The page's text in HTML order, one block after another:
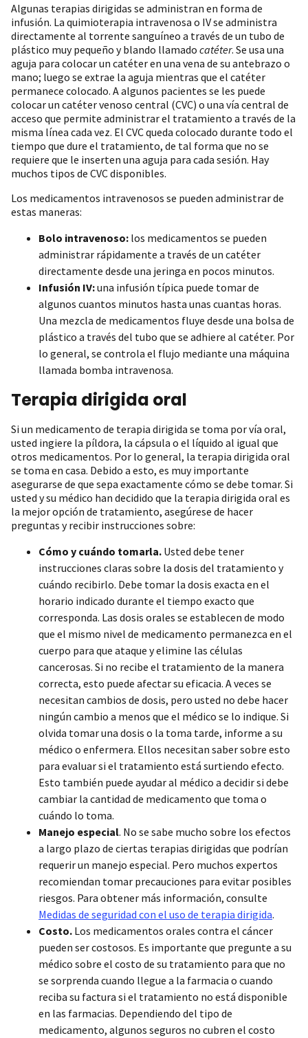
Algunas terapias dirigidas se administran en forma de
infusión. La quimioterapia intravenosa o IV se administra
directamente al torrente sanguíneo a través de un tubo de
plástico muy pequeño y blando llamado catéter. Se usa una
aguja para colocar un catéter en una vena de su antebrazo o
mano; luego se extrae la aguja mientras que el catéter
permanece colocado. A algunos pacientes se les puede
colocar un catéter venoso central (CVC) o una vía central de
acceso que permite administrar el tratamiento a través de la
misma línea cada vez. El CVC queda colocado durante todo el
tiempo que dure el tratamiento, de tal forma que no se
requiere que le inserten una aguja para cada sesión. Hay
muchos tipos de CVC disponibles.
Los medicamentos intravenosos se pueden administrar de
estas maneras:
Bolo intravenoso: los medicamentos se pueden
administrar rápidamente a través de un catéter
directamente desde una jeringa en pocos minutos.
Infusión IV:una infusión típica puede tomar de
algunos cuantos minutos hasta unas cuantas horas.
Una mezcla de medicamentos fluye desde una bolsa de
plástico a través del tubo que se adhiere al catéter. Por
lo general, se controla el flujo mediante una máquina
llamada bomba intravenosa.
Terapia dirigida oral
Si un medicamento de terapia dirigida se toma por vía oral,
usted ingiere la píldora, la cápsula o el líquido al igual que
otros medicamentos. Por lo general, la terapia dirigida oral
se toma en casa. Debido a esto, es muy importante
asegurarse de que sepa exactamente cómo se debe tomar. Si
usted y su médico han decidido que la terapia dirigida oral es
la mejor opción de tratamiento, asegúrese de hacer
preguntas y recibir instrucciones sobre:
Cómo y cuándo tomarla. Usted debe tener
instrucciones claras sobre la dosis del tratamiento y
cuándo recibirlo. Debe tomar la dosis exacta en el
horario indicado durante el tiempo exacto que
corresponda. Las dosis orales se establecen de modo
que el mismo nivel de medicamento permanezca en el
cuerpo para que ataque y elimine las células
cancerosas. Si no recibe el tratamiento de la manera
correcta, esto puede afectar su eficacia. A veces se
necesitan cambios de dosis, pero usted no debe hacer
ningún cambio a menos que el médico se lo indique. Si
olvida tomar una dosis o la toma tarde, informe a su
médico o enfermera. Ellos necesitan saber sobre esto
para evaluar si el tratamiento está surtiendo efecto.
Esto también puede ayudar al médico a decidir si debe
cambiar la cantidad de medicamento que toma o
cuándo lo toma.
Manejo especial. No se sabe mucho sobre los efectos
a largo plazo de ciertas terapias dirigidas que podrían
requerir un manejo especial. Pero muchos expertos
recomiendan tomar precauciones para evitar posibles
riesgos. Para obtener más información, consulte
Medidas de seguridad con el uso de terapia dirigida.
Costo. Los medicamentos orales contra el cáncer
pueden ser costosos. Es importante que pregunte a su
médico sobre el costo de su tratamiento para que no
se sorprenda cuando llegue a la farmacia o cuando
reciba su factura si el tratamiento no está disponible
en las farmacias. Dependiendo del tipo de
medicamento, algunos seguros no cubren el costo